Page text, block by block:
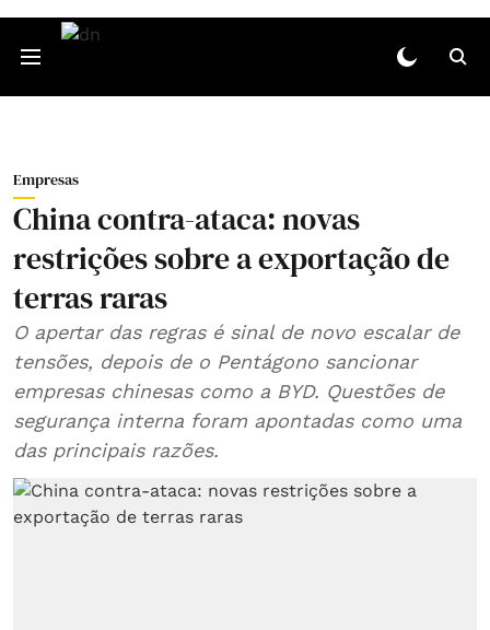
Empresas
China contra-ataca: novas
restrições sobre a exportação de
terras raras
O apertar das regras é sinal de novo escalar de
tensões, depois de o Pentágono sancionar
empresas chinesas como a BYD. Questões de
segurança interna foram apontadas como uma
das principais razões.